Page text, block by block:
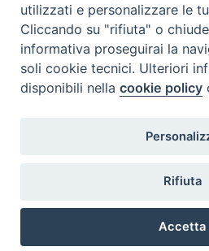
Contatti & Info
C.ne Aurelia, 50 – 00165 Roma
Contatti
Scrivi a: cnvf@chiesacattolica.it
utilizzati e personalizzare le
Cliccando su "rifiuta" o
informativa proseguirai la
soli cookie tecnici. Ulteriori
disponibili nellacookie policy
Rifiuta
Accetta